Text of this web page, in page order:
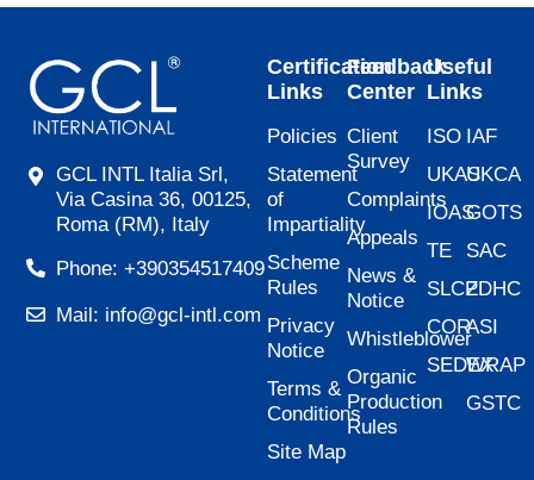
GCL INTL Italia Srl,
Via Casina 36, 00125,
Roma (RM), Italy
Phone: +390354517409
Mail: info@gcl-intl.com
Certification
Links
Policies
Statement
of
Impartiality
Scheme
Rules
Privacy
Notice
Terms &
Conditions
Site Map
Feedback
Center
Client
Survey
Complaints
Appeals
News &
Notice
Whistleblower
Organic
Production
Rules
Useful
Links
ISO
UKAS
IOAS
TE
SLCP
COR
SEDEX
IAF
UKCA
GOTS
SAC
ZDHC
ASI
WRAP
GSTC